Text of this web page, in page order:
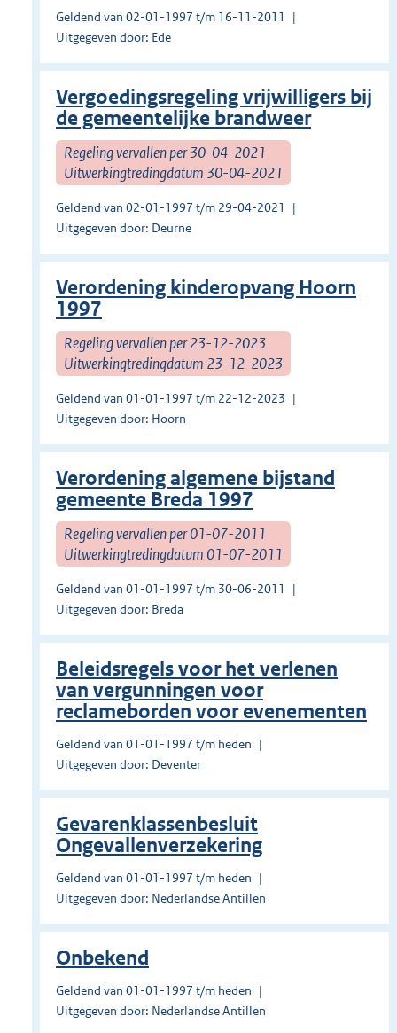
Geldend van 02-01-1997 t/m 16-11-2011
Uitgegeven door: Ede
Vergoedingsregeling vrijwilligers bij
de gemeentelijke brandweer
Regeling vervallen per 30-04-2021
Uitwerkingtredingdatum 30-04-2021
Geldend van 02-01-1997 t/m 29-04-2021
Uitgegeven door: Deurne
Verordening kinderopvang Hoorn
1997
Regeling vervallen per 23-12-2023
Uitwerkingtredingdatum 23-12-2023
Geldend van 01-01-1997 t/m 22-12-2023
Uitgegeven door: Hoorn
Verordening algemene bijstand
gemeente Breda 1997
Regeling vervallen per 01-07-2011
Uitwerkingtredingdatum 01-07-2011
Geldend van 01-01-1997 t/m 30-06-2011
Uitgegeven door: Breda
Beleidsregels voor het verlenen
van vergunningen voor
reclameborden voor evenementen
Geldend van 01-01-1997 t/m heden
Uitgegeven door: Deventer
Gevarenklassenbesluit
Ongevallenverzekering
Geldend van 01-01-1997 t/m heden
Uitgegeven door: Nederlandse Antillen
Onbekend
Geldend van 01-01-1997 t/m heden
Uitgegeven door: Nederlandse Antillen